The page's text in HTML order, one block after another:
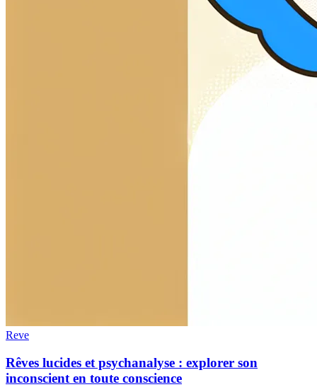
Reve
Rêves lucides et psychanalyse : explorer son
inconscient en toute conscience